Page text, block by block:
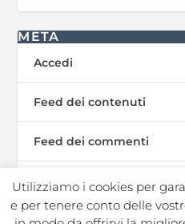
META
Accedi
Feed dei contenuti
Feed dei commenti
WordPress.org
Utilizziamo i cookies per
e per tenere conto delle